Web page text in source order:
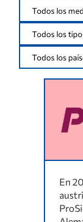
En